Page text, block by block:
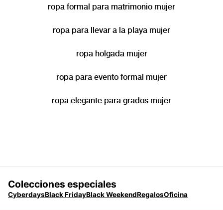
ropa formal para matrimonio mujer
ropa para llevar a la playa mujer
ropa holgada mujer
ropa para evento formal mujer
ropa elegante para grados mujer
Colecciones especiales
CyberdaysBlack FridayBlack WeekendRegalosOficina